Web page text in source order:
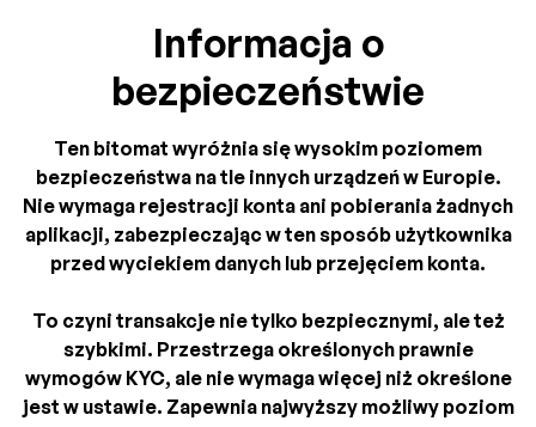
Informacja o
bezpieczeństwie
Ten bitomat wyróżnia się wysokim poziomem
bezpieczeństwa na tle innych urządzeń w Europie.
Nie wymaga rejestracji konta ani pobierania żadnych
aplikacji, zabezpieczając w ten sposób użytkownika
przed wyciekiem danych lub przejęciem konta.
To czyni transakcje nie tylko bezpiecznymi, ale też
szybkimi. Przestrzega określonych prawnie
wymogów KYC, ale nie wymaga więcej niż określone
jest w ustawie. Zapewnia najwyższy możliwy poziom